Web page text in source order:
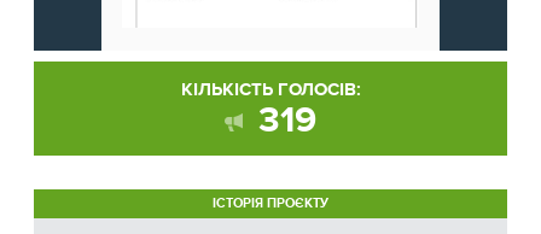
КІЛЬКІСТЬ ГОЛОСІВ:
319
ІСТОРІЯ ПРОЄКТУ